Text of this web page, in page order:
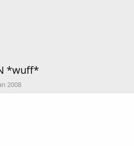
*wuff*
2008